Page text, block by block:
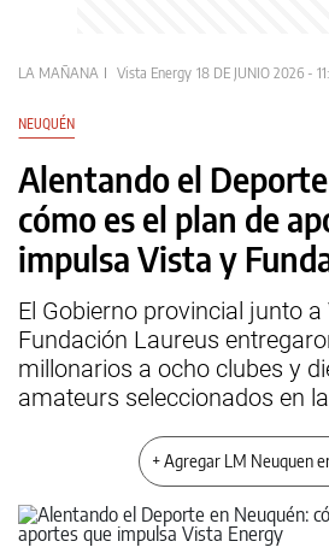
LA MAÑANA Vista Energy 18 DE JUNIO 2026 -
NEUQUÉN
Alentando el
cómo es el plan de
impulsa Vista y
El Gobierno provincial junto a
Fundación Laureus
millonarios a ocho clubes y
amateurs seleccionados en
+ Agregar LM Neuquen